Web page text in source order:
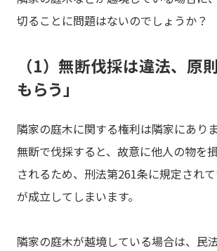
切ることに問題はないのでしょうか？
（1）無断伐採は違法、原
もらう」
隣家の庭木に関する権利は隣家にありま
無断で伐採すると、故意に他人の物を
されるため、刑法第261条に規定され
が成立してしまいます。
隣家の庭木が越境している場合は、民